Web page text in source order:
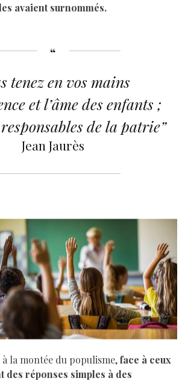
avaient surnommés.
tenez en vos mains
et l’âme des enfants ;
de la patrie”
Jean Jaurès
à la montée du populisme,face à ceux
réponses simples à des